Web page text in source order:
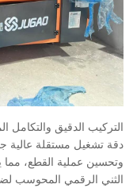
التركيب الدقيق والتكامل
دقة تشغيل مستقلة عالية
وتحسين عملية القطع،
الثني الرقمي المحوسب